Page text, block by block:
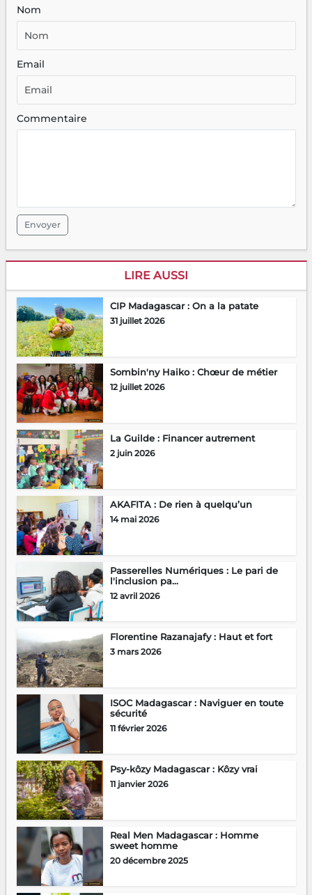
Nom
Email
Commentaire
Envoyer
LIRE AUSSI
CIP Madagascar : On a la patate
31 juillet 2026
Sombin'ny Haiko : Chœur de métier
12 juillet 2026
La Guilde : Financer autrement
2 juin 2026
AKAFITA : De rien à quelqu’un
14 mai 2026
Passerelles Numériques : Le pari de
l'inclusion pa...
12 avril 2026
Florentine Razanajafy : Haut et fort
3 mars 2026
ISOC Madagascar : Naviguer en toute
sécurité
11 février 2026
Psy-kôzy Madagascar : Kôzy vrai
11 janvier 2026
Real Men Madagascar : Homme
sweet homme
20 décembre 2025